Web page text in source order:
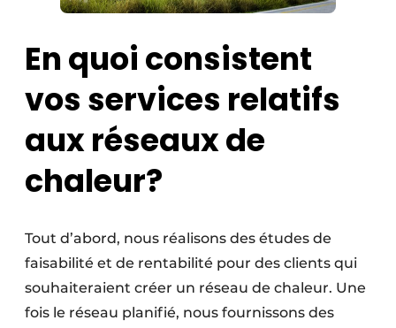
En quoi consistent
vos services relatifs
aux réseaux de
chaleur?
Tout d’abord, nous réalisons des études de
faisabilité et de rentabilité pour des clients qui
souhaiteraient créer un réseau de chaleur. Une
fois le réseau planifié, nous fournissons des